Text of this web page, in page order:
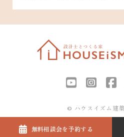
© ハウスイズム建
無料相談会を予約する